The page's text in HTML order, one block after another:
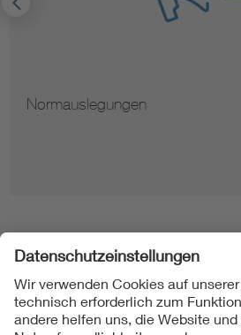
Normauslegungen
Folgen Sie uns